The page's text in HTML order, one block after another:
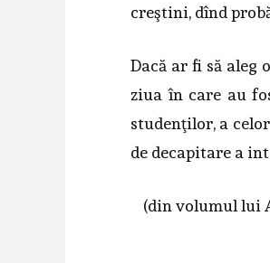
creştini, dînd
Dacă ar fi să aleg
ziua în care au
studenţilor, a
de decapitare a
(din volumul lui